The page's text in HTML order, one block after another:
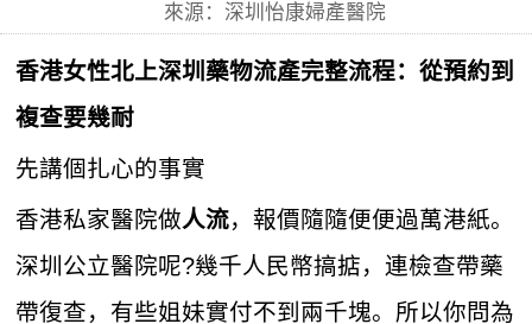
來源：深圳怡康婦產醫院
香港女性北上深圳 藥物流產完整流程：從預約到
複查要幾耐
先講個扎心的事實
香港私家醫院做人流，報價隨隨便便過萬港紙。
深圳公立醫院呢?幾千人民幣搞掂，連檢查帶藥
帶復查，有些姐妹實付不到兩千塊。所以你問為